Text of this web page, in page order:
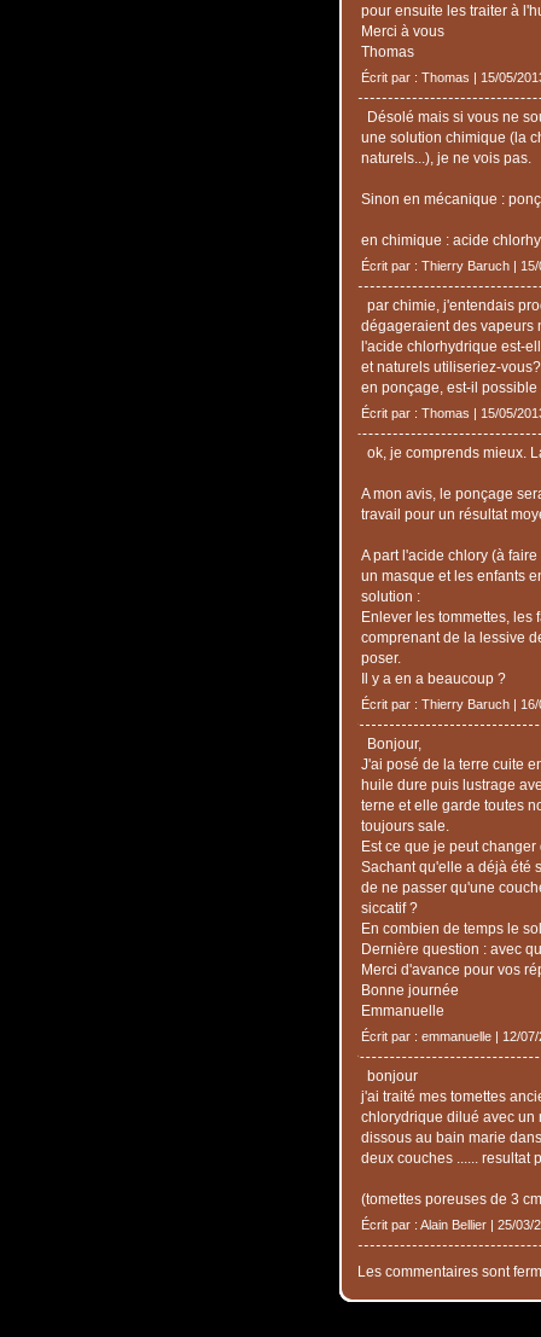
pour ensuite les traiter à
Merci à vous
Thomas
Écrit par : Thomas | 15/05/
Désolé mais si vous ne
une solution chimique (la
naturels...), je ne vois pas.
Sinon en mécanique :
en chimique : acide
Écrit par : Thierry Baruch | 15/
par chimie, j'entendais
dégageraient des vapeurs
l'acide chlorhydrique est-
et naturels utiliseriez-vous?
en ponçage, est-il
Écrit par : Thomas | 15/05/
ok, je comprends mieux.
A mon avis, le ponçage
travail pour un résultat
A part l'acide chlory (à
un masque et les enfants
solution :
Enlever les tommettes, les
comprenant de la lessive
poser.
Il y a en a beaucoup ?
Écrit par : Thierry Baruch | 16/
Bonjour,
J'ai posé de la terre cuite
huile dure puis lustrage
terne et elle garde toutes
toujours sale.
Est ce que je peut
Sachant qu'elle a déjà été
de ne passer qu'une
siccatif ?
En combien de temps le
Dernière question : avec
Merci d'avance pour vos
Bonne journée
Emmanuelle
Écrit par : emmanuelle | 12/07/
bonjour
j'ai traité mes tomettes
chlorydrique dilué avec un
dissous au bain marie
deux couches ...... resultat
(tomettes poreuses de 3
Écrit par : Alain Bellier | 25/03/
Les commentaires sont